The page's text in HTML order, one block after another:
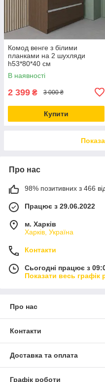
Комод венге з білими
планками на 2 шухляди
h53*80*40 см
В наявності
2 399 ₴ 3 000 ₴
Купити
Про нас
98% позитивних з 466
Працює з 29.06.2022
м. Харків
Харків, Україна
Контакти
Сьогодні працює з
Показати весь графік
Про нас
Контакти
Доставка та оплата
Графік роботи